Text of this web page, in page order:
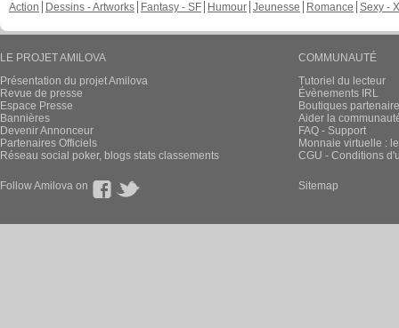
Action
Dessins - Artworks Fantasy - SF Humour Jeunesse Romance Sexy -
LE PROJET AMILOVA
Présentation du projet Amilova
Revue de presse
Espace Presse
Bannières
Devenir Annonceur
Partenaires Officiels
Réseau social poker, blogs stats classements
COMMUNAUTÉ
Tutoriel du lecteur
Évènements IRL
Boutiques
Aider la
FAQ - Support
Monnaie virtuelle :
CGU - Conditions
Follow Amilova on Sitemap